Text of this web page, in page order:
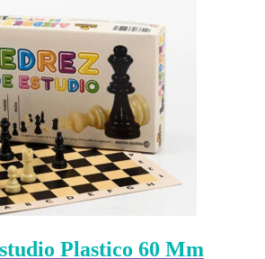
Plastico 60 Mm